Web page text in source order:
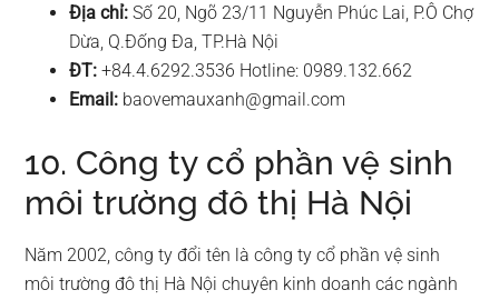
Địa chỉ: Số 20, Ngõ 23/11 Nguyễn Phúc Lai, P.Ô Chợ
Dừa, Q.Đống Đa, TP.Hà Nội
ĐT: +84.4.6292.3536 Hotline: 0989.132.662
Email: baovemauxanh@gmail.com
10. Công ty cổ phần vệ sinh
môi trường đô thị Hà Nội
Năm 2002, công ty đổi tên là công ty cổ phần vệ sinh
môi trường đô thị Hà Nội chuyên kinh doanh các ngành